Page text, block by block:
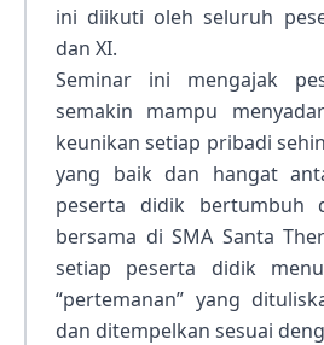
ini diikuti oleh seluruh
dan XI.
Seminar ini mengajak
semakin mampu
keunikan setiap pribadi
yang baik dan hangat
peserta didik bertumbuh
bersama di SMA Santa
setiap peserta didik
“pertemanan” yang
dan ditempelkan sesuai